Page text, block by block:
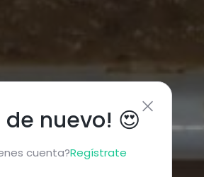
de nuevo! 😍
cuenta?Regístrate